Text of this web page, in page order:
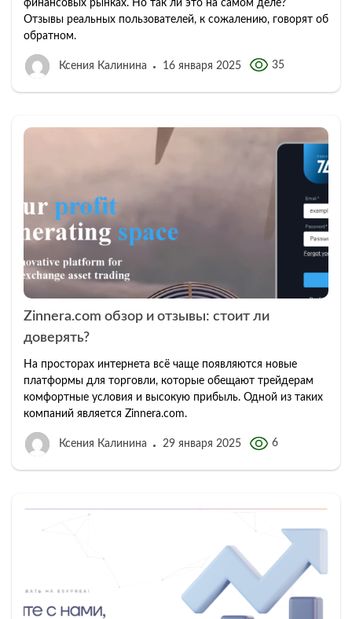
финансовых рынках. Но так ли это на самом деле?
Отзывы реальных пользователей, к сожалению, говорят об
обратном.
Ксения Калинина 16 января 2025 35
Zinnera.com обзор и отзывы: стоит ли
доверять?
На просторах интернета всё чаще появляются новые
платформы для торговли, которые обещают трейдерам
комфортные условия и высокую прибыль. Одной из таких
компаний является Zinnera.com.
Ксения Калинина 29 января 2025 6